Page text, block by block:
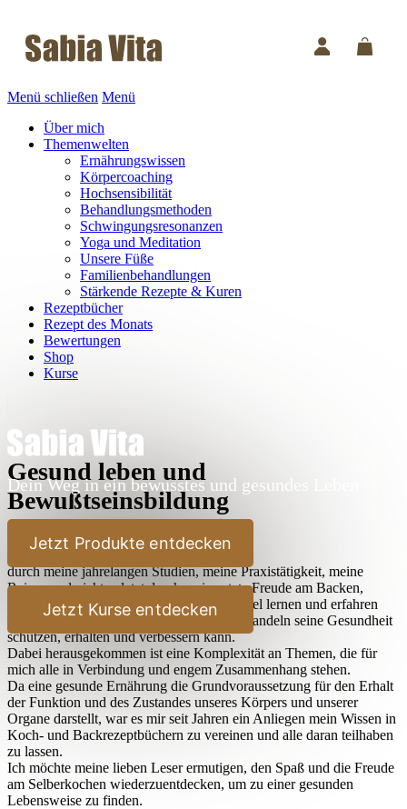
Menü schließen Menü
Über mich
Themenwelten
Ernährungswissen
Körpercoaching
Hochsensibilität
Behandlungsmethoden
Schwingungsresonanzen
Yoga und Meditation
Unsere Füße
Familienbehandlungen
Stärkende Rezepte & Kuren
Rezeptbücher
Rezept des Monats
Bewertungen
Shop
Kurse
Dein Weg in ein bewusstes und gesundes Leben
Jetzt Produkte entdecken
Jetzt Kurse entdecken
Gesund leben und
Bewußtseinsbildung
Lieber Leser,
durch meine jahrelangen Studien, meine Praxistätigkeit, meine
Reisen und nicht zuletzt durch meine stete Freude am Backen,
Kochen und Ausprobieren habe ich sehr viel lernen und erfahren
dürfen, wie der Mensch durch bewußtes Handeln seine Gesundheit
schützen, erhalten und verbessern kann.
Dabei herausgekommen ist eine Komplexität an Themen, die für
mich alle in Verbindung und engem Zusammenhang stehen.
Da eine gesunde Ernährung die Grundvoraussetzung für den Erhalt
der Funktion und des Zustandes unseres Körpers und unserer
Organe darstellt, war es mir seit Jahren ein Anliegen mein Wissen in
Koch- und Backrezeptbüchern zu vereinen und alle daran teilhaben
zu lassen.
Ich möchte meine lieben Leser ermutigen, den Spaß und die Freude
am Selberkochen wiederzuentdecken, um zu einer gesunden
Lebensweise zu finden.